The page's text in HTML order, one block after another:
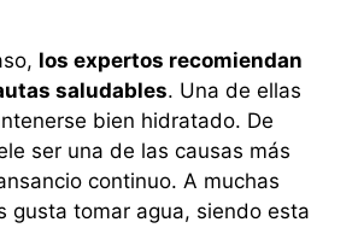
los expertos recomiendan
saludables. Una de ellas
bien hidratado. De
ser una de las causas más
continuo. A muchas
gusta tomar agua, siendo esta